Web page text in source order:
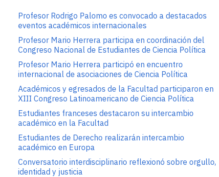
Profesor Rodrigo Palomo es convocado a destacados
eventos académicos internacionales
Profesor Mario Herrera participa en coordinación del
Congreso Nacional de Estudiantes de Ciencia Política
Profesor Mario Herrera participó en encuentro
internacional de asociaciones de Ciencia Política
Académicos y egresados de la Facultad participaron en
XIII Congreso Latinoamericano de Ciencia Política
Estudiantes franceses destacaron su intercambio
académico en la Facultad
Estudiantes de Derecho realizarán intercambio
académico en Europa
Conversatorio interdisciplinario reflexionó sobre orgullo,
identidad y justicia